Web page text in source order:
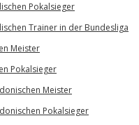
Pokalsieger
Trainer in der Bundesliga
Meister
Pokalsieger
Meister
Pokalsieger